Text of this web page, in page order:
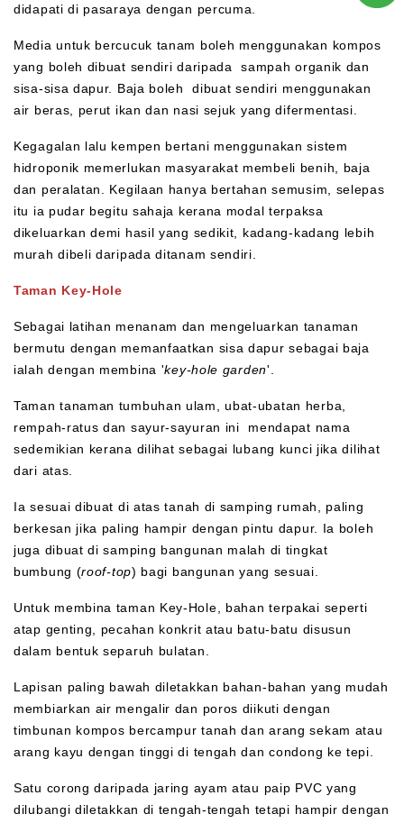
didapati di pasaraya dengan percuma.
Media untuk bercucuk tanam boleh menggunakan kompos
yang boleh dibuat sendiri daripada sampah organik dan
sisa-sisa dapur. Baja boleh dibuat sendiri menggunakan
air beras, perut ikan dan nasi sejuk yang difermentasi.
Kegagalan lalu kempen bertani menggunakan sistem
hidroponik memerlukan masyarakat membeli benih, baja
dan peralatan. Kegilaan hanya bertahan semusim, selepas
itu ia pudar begitu sahaja kerana modal terpaksa
dikeluarkan demi hasil yang sedikit, kadang-kadang lebih
murah dibeli daripada ditanam sendiri.
Taman Key-Hole
Sebagai latihan menanam dan mengeluarkan tanaman
bermutu dengan memanfaatkan sisa dapur sebagai baja
ialah dengan membina 'key-hole garden'.
Taman tanaman tumbuhan ulam, ubat-ubatan herba,
rempah-ratus dan sayur-sayuran ini mendapat nama
sedemikian kerana dilihat sebagai lubang kunci jika dilihat
dari atas.
Ia sesuai dibuat di atas tanah di samping rumah, paling
berkesan jika paling hampir dengan pintu dapur. Ia boleh
juga dibuat di samping bangunan malah di tingkat
bumbung (roof-top) bagi bangunan yang sesuai.
Untuk membina taman Key-Hole, bahan terpakai seperti
atap genting, pecahan konkrit atau batu-batu disusun
dalam bentuk separuh bulatan.
Lapisan paling bawah diletakkan bahan-bahan yang mudah
membiarkan air mengalir dan poros diikuti dengan
timbunan kompos bercampur tanah dan arang sekam atau
arang kayu dengan tinggi di tengah dan condong ke tepi.
Satu corong daripada jaring ayam atau paip PVC yang
dilubangi diletakkan di tengah-tengah tetapi hampir dengan